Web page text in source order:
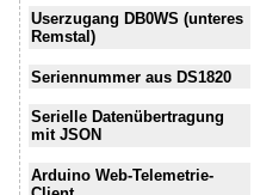
Userzugang DB0WS (unteres
Remstal)
Seriennummer aus DS1820
Serielle Datenübertragung
mit JSON
Arduino Web-Telemetrie-